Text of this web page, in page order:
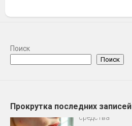
Поиск
Поиск
Прокрутка последних записей